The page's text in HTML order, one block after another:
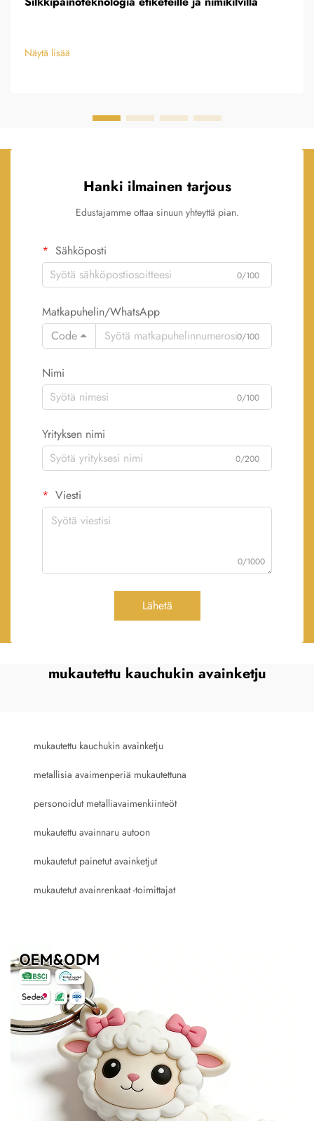
Näytä lisää
Hanki ilmainen tarjous
Edustajamme ottaa sinuun yhteyttä pian.
Sähköposti
0/100
Matkapuhelin/WhatsApp
Code
0/100
Nimi
0/100
Yrityksen nimi
0/200
Viesti
0/1000
Lähetä
mukautettu kauchukin avainketju
mukautettu kauchukin avainketju
metallisia avaimenperiä mukautettuna
personoidut metalliavaimenkiinteöt
mukautettu avainnaru autoon
mukautetut painetut avainketjut
mukautetut avainrenkaat -toimittajat